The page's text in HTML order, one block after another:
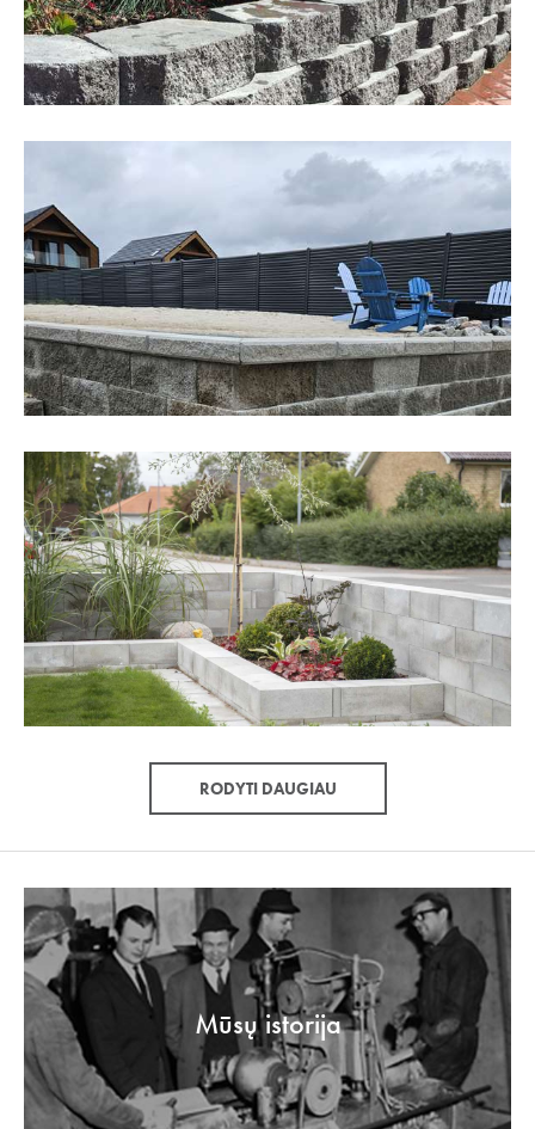
RODYTI DAUGIAU
Mūsų istorija